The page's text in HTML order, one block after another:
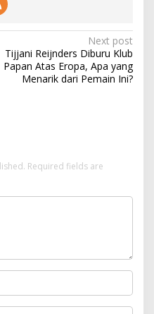
Next post
Tijjani Reijnders Diburu Klub
Papan Atas Eropa, Apa yang
Menarik dari Pemain Ini?
Required fields are